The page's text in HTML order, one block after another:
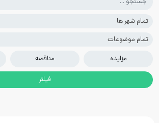
شهر ها
موضوعات